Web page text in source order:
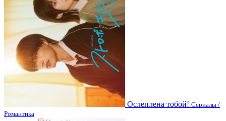
Ослеплена тобой! Сериалы /
Романтика